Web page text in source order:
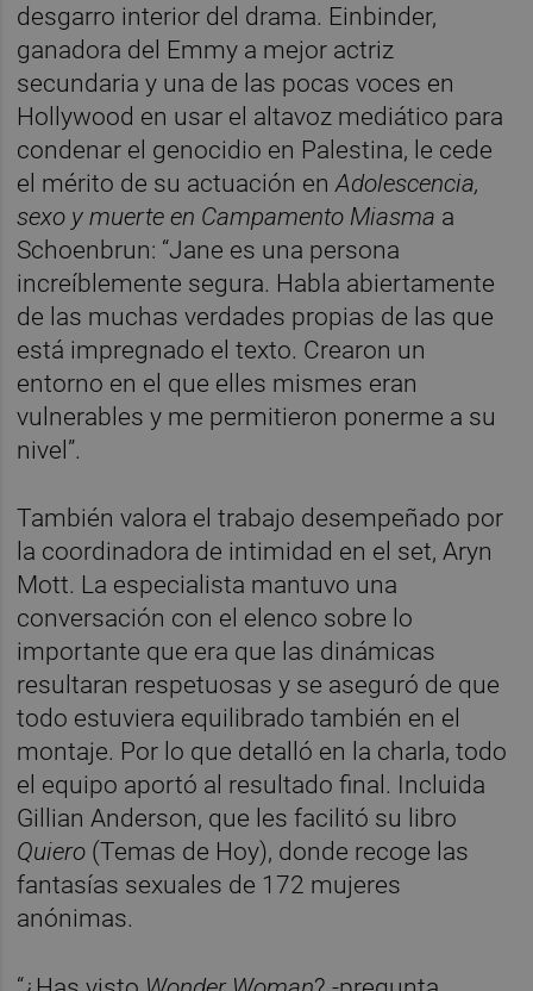
desgarro interior del drama. Einbinder,
ganadora del Emmy a mejor actriz
secundaria y una de las pocas voces en
Hollywood en usar el altavoz mediático para
condenar el genocidio en Palestina, le cede
el mérito de su actuación enAdolescencia,
sexo y muerte en Campamento Miasma a
Schoenbrun: “Jane es una persona
increíblemente segura. Habla abiertamente
de las muchas verdades propias de las que
está impregnado el texto. Crearon un
entorno en el que elles mismes eran
vulnerables y me permitieron ponerme a su
nivel”.
También valora el trabajo desempeñado por
la coordinadora de intimidad en el set, Aryn
Mott. La especialista mantuvo una
conversación con el elenco sobre lo
importante que era que las dinámicas
resultaran respetuosas y se aseguró de que
todo estuviera equilibrado también en el
montaje. Por lo que detalló en la charla, todo
el equipo aportó al resultado final. Incluida
Gillian Anderson, que les facilitó su libro
Quiero (Temas de Hoy), donde recoge las
fantasías sexuales de 172 mujeres
anónimas.